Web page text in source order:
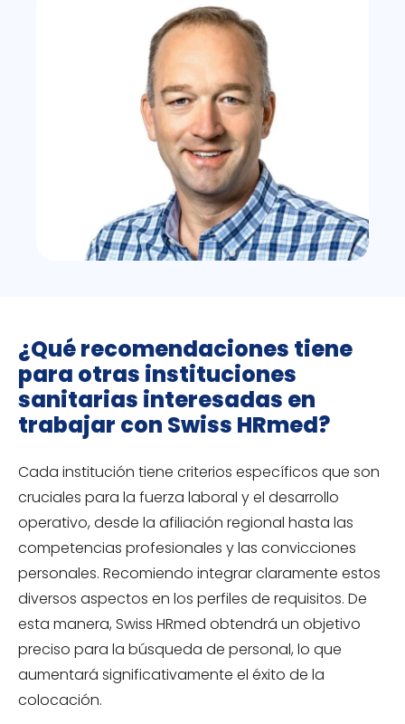
¿Qué recomendaciones tiene
para otras instituciones
sanitarias interesadas en
trabajar con Swiss HRmed?
Cada institución tiene criterios específicos que son
cruciales para la fuerza laboral y el desarrollo
operativo, desde la afiliación regional hasta las
competencias profesionales y las convicciones
personales. Recomiendo integrar claramente estos
diversos aspectos en los perfiles de requisitos. De
esta manera, Swiss HRmed obtendrá un objetivo
preciso para la búsqueda de personal, lo que
aumentará significativamente el éxito de la
colocación.